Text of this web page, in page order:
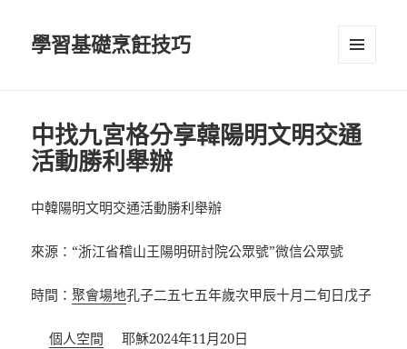
學習基礎烹飪技巧
中找九宮格分享韓陽明文明交通
活動勝利舉辦
中韓陽明文明交通活動勝利舉辦
來源：“浙江省稽山王陽明研討院公眾號”微信公眾號
時間：聚會場地孔子二五七五年歲次甲辰十月二旬日戊子
個人空間 耶穌2024年11月20日